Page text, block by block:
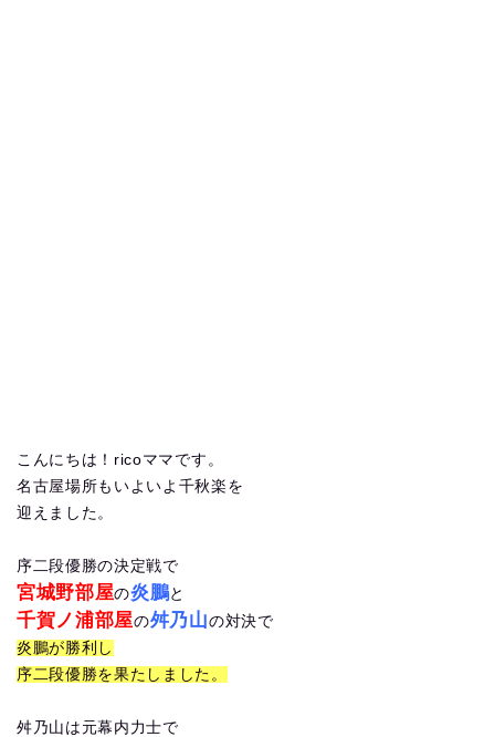
こんにちは！ricoママです。
名古屋場所もいよいよ千秋楽を
迎えました。
序二段優勝の決定戦で
宮城野部屋の炎鵬と
千賀ノ浦部屋の舛乃山の対決で
炎鵬が勝利し
序二段優勝を果たしました。
舛乃山は元幕内力士で